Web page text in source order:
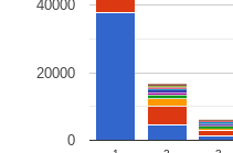
0
20000
40000